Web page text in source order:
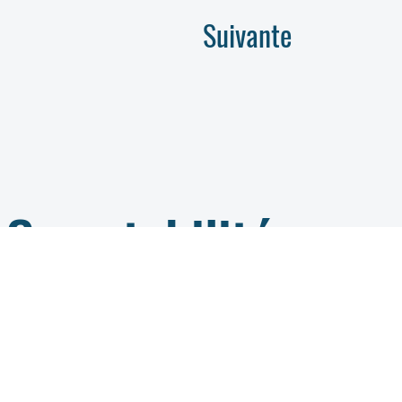
Suivante
Comptabilité